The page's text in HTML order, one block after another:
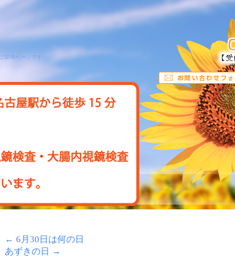
説明ページです
← 6月30日は何の日
あずきの日
→